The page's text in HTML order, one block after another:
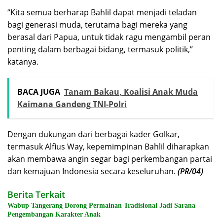
“Kita semua berharap Bahlil dapat menjadi teladan
bagi generasi muda, terutama bagi mereka yang
berasal dari Papua, untuk tidak ragu mengambil peran
penting dalam berbagai bidang, termasuk politik,”
katanya.
BACA JUGA Tanam Bakau, Koalisi Anak Muda
Kaimana Gandeng TNI-Polri
Dengan dukungan dari berbagai kader Golkar,
termasuk Alfius Way, kepemimpinan Bahlil diharapkan
akan membawa angin segar bagi perkembangan partai
dan kemajuan Indonesia secara keseluruhan. (PR/04)
Berita Terkait
Wabup Tangerang Dorong Permainan Tradisional Jadi Sarana
Pengembangan Karakter Anak